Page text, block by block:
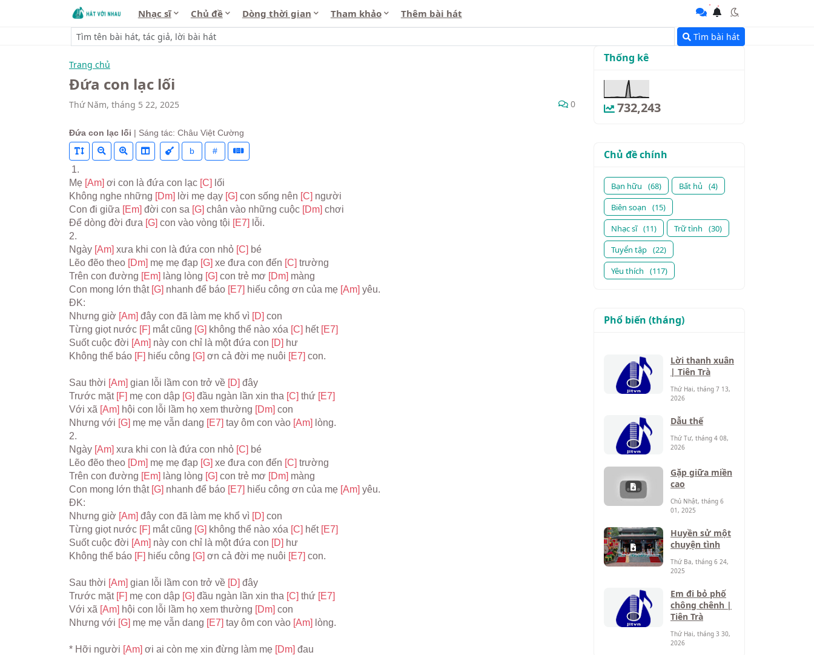
Nhạc sĩ Chủ đề Dòng thời gian Tham khảo Thêm bài hát
Tìm bài hát
Trang chủ
Đứa con lạc lối
Thứ Năm, tháng 5 22, 2025 0
Đứa con lạc lối | Sáng tác: Châu Việt Cường
b
#
1.
Mẹ [Am] ơi con là đứa con lạc [C] lối
Không nghe những [Dm] lời mẹ dạy [G] con sống nên [C] người
Con đi giữa [Em] đời con sa [G] chân vào những cuộc [Dm] chơi
Để dòng đời đưa [G] con vào vòng tội [E7] lỗi.
2.
Ngày [Am] xưa khi con là đứa con nhỏ [C] bé
Lẽo đẽo theo [Dm] mẹ mẹ đạp [G] xe đưa con đến [C] trường
Trên con đường [Em] làng lòng [G] con trẻ mơ [Dm] màng
Con mong lớn thật [G] nhanh để báo [E7] hiếu công ơn của mẹ [Am] yêu.
ĐK:
Nhưng giờ [Am] đây con đã làm mẹ khổ vì [D] con
Từng giọt nước [F] mắt cũng [G] không thể nào xóa [C] hết [E7]
Suốt cuộc đời [Am] này con chỉ là một đứa con [D] hư
Không thể báo [F] hiếu công [G] ơn cả đời mẹ nuôi [E7] con.
Sau thời [Am] gian lỗi lầm con trở về [D] đây
Trước mặt [F] mẹ con dập [G] đầu ngàn lần xin tha [C] thứ [E7]
Với xã [Am] hội con lỗi lầm họ xem thường [Dm] con
Nhưng với [G] mẹ mẹ vẫn dang [E7] tay ôm con vào [Am] lòng.
2.
Ngày [Am] xưa khi con là đứa con nhỏ [C] bé
Lẽo đẽo theo [Dm] mẹ mẹ đạp [G] xe đưa con đến [C] trường
Trên con đường [Em] làng lòng [G] con trẻ mơ [Dm] màng
Con mong lớn thật [G] nhanh để báo [E7] hiếu công ơn của mẹ [Am] yêu.
ĐK:
Nhưng giờ [Am] đây con đã làm mẹ khổ vì [D] con
Từng giọt nước [F] mắt cũng [G] không thể nào xóa [C] hết [E7]
Suốt cuộc đời [Am] này con chỉ là một đứa con [D] hư
Không thể báo [F] hiếu công [G] ơn cả đời mẹ nuôi [E7] con.
Sau thời [Am] gian lỗi lầm con trở về [D] đây
Trước mặt [F] mẹ con dập [G] đầu ngàn lần xin tha [C] thứ [E7]
Với xã [Am] hội con lỗi lầm họ xem thường [Dm] con
Nhưng với [G] mẹ mẹ vẫn dang [E7] tay ôm con vào [Am] lòng.
* Hỡi người [Am] ơi ai còn mẹ xin đừng làm mẹ [Dm] đau
Thống kê
732,243
Chủ đề chính
Bạn hữu (68) Bất hủ
(4)
Biên soạn
(15)
Nhạc sĩ (11) Trữ tình
(30)
Tuyển tập (22)
Yêu thích
(117)
Phổ biến (tháng)
Lời thanh xuân
| Tiên Trà
Thứ Hai, tháng 7 13,
2026
Dẫu thế
Thứ Tư, tháng 4 08,
2026
Gặp giữa miền
cao
Chủ Nhật, tháng 6
01, 2025
Huyền sử một
chuyện tình
Thứ Ba, tháng 6 24,
2025
Em đi bỏ phố
chông chênh |
Tiên Trà
Thứ Hai, tháng 3 30,
2026